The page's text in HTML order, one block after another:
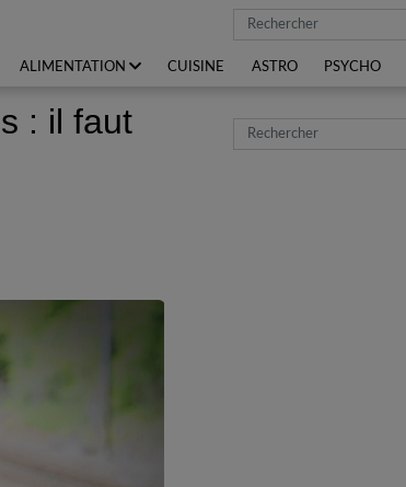
Rechercher
ALIMENTATION CUISINE ASTRO PSYCHO
: il faut
Rechercher